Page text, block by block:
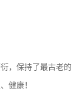
，保持了最古老的
健康！